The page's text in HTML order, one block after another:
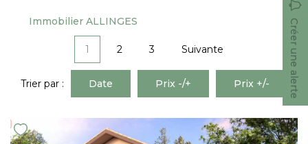
Notre Équipe
CONTACT
EN
Immobilier ALLINGES Créer une alerte
1 2 3 Suivante
Trier par : Date Prix -/+ Prix +/-